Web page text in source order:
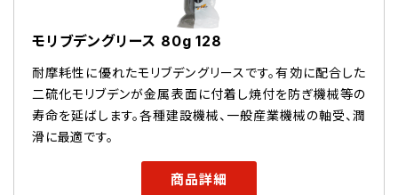
モリブデングリース 80g 128
耐摩耗性に優れたモリブデングリースです。有効に配合した
二硫化モリブデンが金属表面に付着し焼付を防ぎ機械等の
寿命を延ばします。各種建設機械、一般産業機械の軸受、潤
滑に最適です。
商品詳細